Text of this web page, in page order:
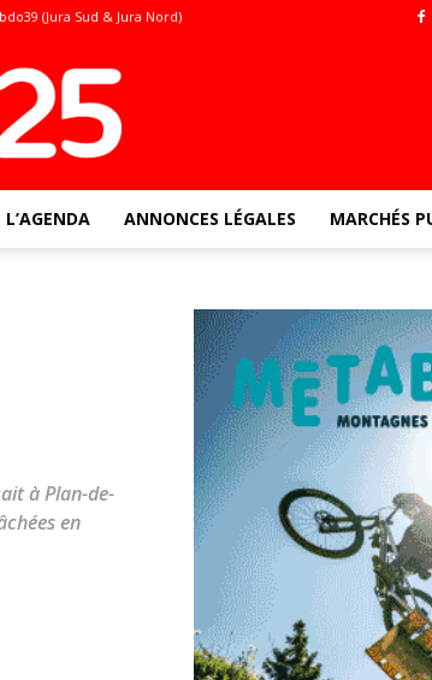
(Jura Sud & Jura Nord)
L’AGENDA ANNONCES LÉGALES MARCHÉS
à Plan-de-
en